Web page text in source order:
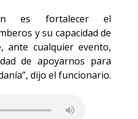
es fortalecer el
y su capacidad de
ante cualquier evento,
de apoyarnos para
dijo el funcionario.